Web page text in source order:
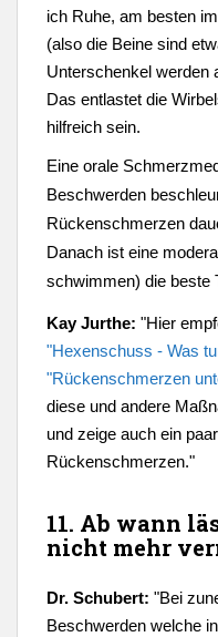
ich Ruhe, am besten
(also die Beine sind
Unterschenkel werden
Das entlastet die
hilfreich sein.
Eine orale
Beschwerden
Rückenschmerzen
Danach ist eine
schwimmen) die beste
Kay Jurthe: "Hier
"Hexenschuss - Was
"Rückenschmerzen
diese und andere
und zeige auch ein
Rückenschmerzen."
11. Ab wann
nicht mehr
Dr. Schubert: "Bei
Beschwerden welche